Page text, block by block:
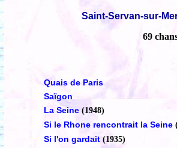
Saint-Servan-sur-
69
Quais de Paris
Saïgon
La Seine (1948)
Si le Rhone rencontrait la Seine
Si l'on gardait (1935)